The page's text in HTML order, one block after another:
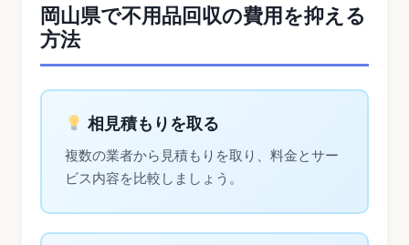
岡山県で不用品回収の費用を抑える
方法
相見積もりを取る
複数の業者から見積もりを取り、料金とサー
ビス内容を比較しましょう。